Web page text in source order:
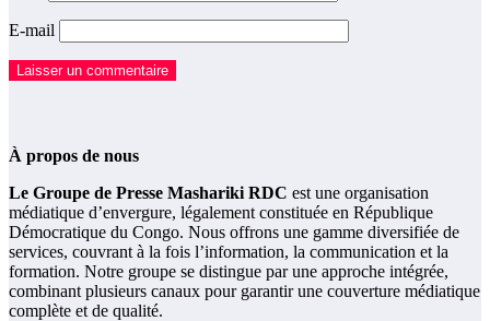
E-mail
À propos de nous
Le Groupe de Presse Mashariki RDC est une organisation
médiatique d’envergure, légalement constituée en République
Démocratique du Congo. Nous offrons une gamme diversifiée de
services, couvrant à la fois l’information, la communication et la
formation. Notre groupe se distingue par une approche intégrée,
combinant plusieurs canaux pour garantir une couverture médiatique
complète et de qualité.